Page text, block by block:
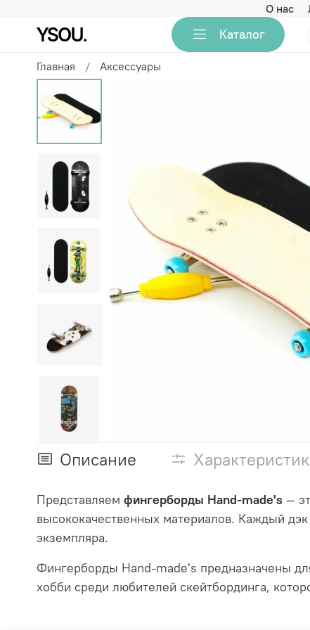
О нас
Каталог
Главная
Аксессуары
Описание
Представляем фингерборды Hand-made's —
высококачественных материалов. Каждый дэк
экземпляра.
Фингерборды Hand-made's предназначены
хобби среди любителей скейтбординга,